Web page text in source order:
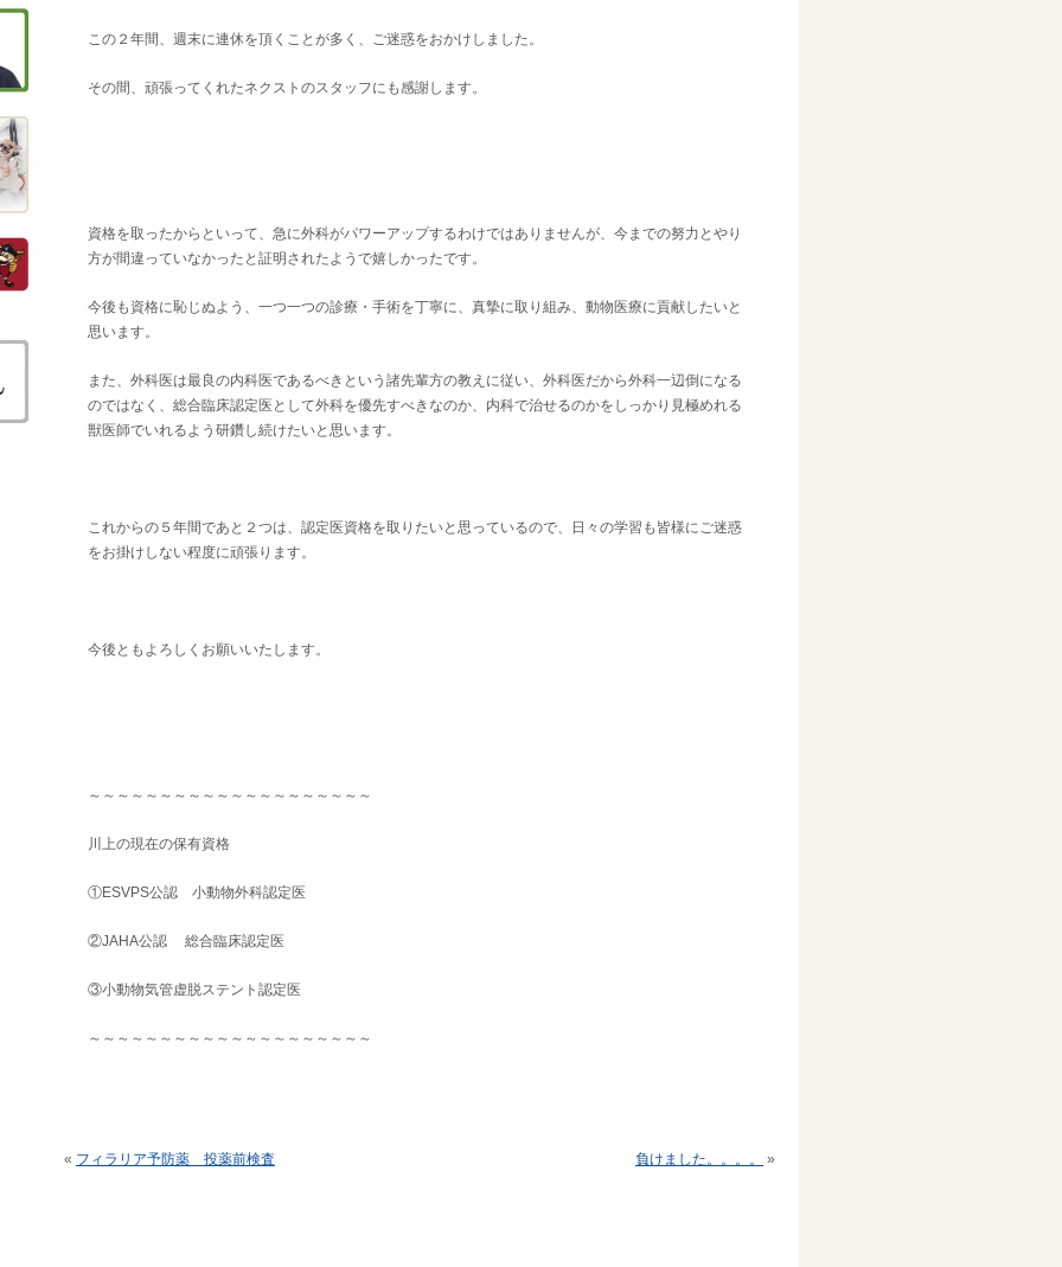
この２年間、週末に連休を頂くことが多く、ご迷惑をおかけしました。
その間、頑張ってくれたネクストのスタッフにも感謝します。
資格を取ったからといって、急に外科がパワーアップするわけではありませんが、今までの努力とやり
方が間違っていなかったと証明されたようで嬉しかったです。
今後も資格に恥じぬよう、一つ一つの診療・手術を丁寧に、真摯に取り組み、動物医療に貢献したいと
思います。
また、外科医は最良の内科医であるべきという諸先輩方の教えに従い、外科医だから外科一辺倒になる
のではなく、総合臨床認定医として外科を優先すべきなのか、内科で治せるのかをしっかり見極めれる
獣医師でいれるよう研鑽し続けたいと思います。
これからの５年間であと２つは、認定医資格を取りたいと思っているので、日々の学習も皆様にご迷惑
をお掛けしない程度に頑張ります。
今後ともよろしくお願いいたします。
～～～～～～～～～～～～～～～～～～～～
川上の現在の保有資格
①ESVPS公認 小動物外科認定医
②JAHA公認 総合臨床認定医
③小動物気管虚脱ステント認定医
～～～～～～～～～～～～～～～～～～～～
« フィラリア予防薬 投薬前検査 負けました。。。。 »